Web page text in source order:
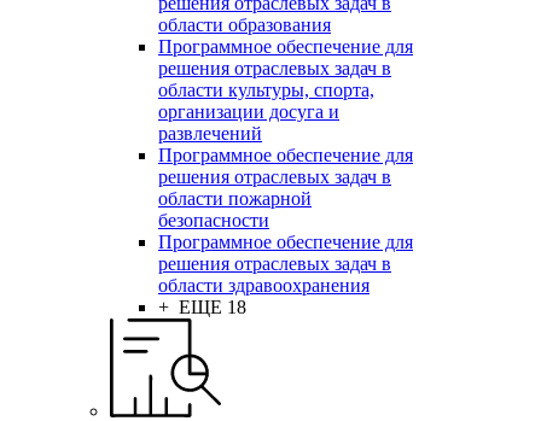
области образования
Программное обеспечение для
решения отраслевых задач в
области культуры, спорта,
организации досуга и
развлечений
Программное обеспечение для
решения отраслевых задач в
области пожарной
безопасности
Программное обеспечение для
решения отраслевых задач в
области здравоохранения
+ ЕЩЕ 18